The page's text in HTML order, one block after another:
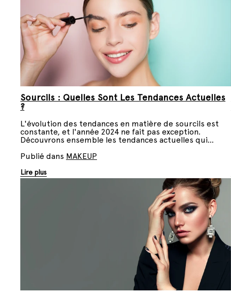
Sourcils : Quelles Sont Les Tendances Actuelles
?
L'évolution des tendances en matière de sourcils est
constante, et l'année 2024 ne fait pas exception.
Découvrons ensemble les tendances actuelles qui
impeccables et stylisés.
Publié dans MAKEUP
Lire plus